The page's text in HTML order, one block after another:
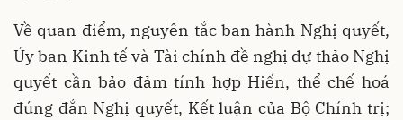
Về quan điểm, nguyên tắc ban hành Nghị quyết,
Ủy ban Kinh tế và Tài chính đề nghị dự thảo Nghị
quyết cần bảo đảm tính hợp Hiến, thể chế hoá
đúng đắn Nghị quyết, Kết luận của Bộ Chính trị;